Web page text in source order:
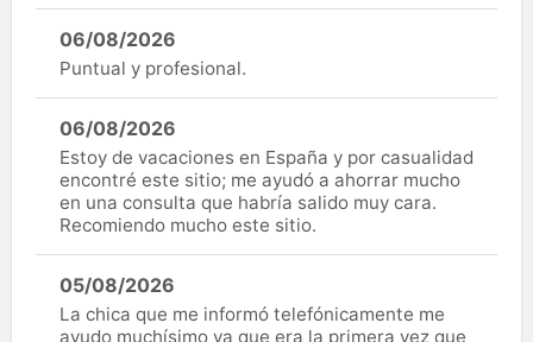
06/08/2026
Puntual y profesional.
06/08/2026
Estoy de vacaciones en España y por casualidad
encontré este sitio; me ayudó a ahorrar mucho
en una consulta que habría salido muy cara.
Recomiendo mucho este sitio.
05/08/2026
La chica que me informó telefónicamente me
ayudo muchísimo ya que era la primera vez que